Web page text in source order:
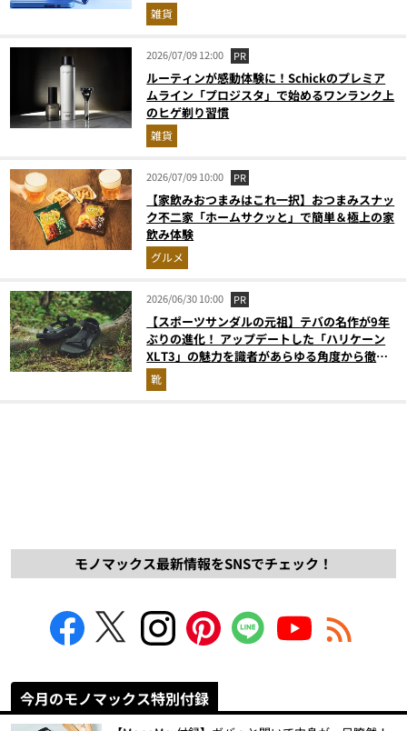
雑貨
2026/07/09 12:00 PR
ルーティンが感動体験に！Schickのプレミア
ムライン「プロジスタ」で始めるワンランク上
のヒゲ剃り習慣
雑貨
2026/07/09 10:00 PR
【家飲みおつまみはこれ一択】おつまみスナッ
ク不二家「ホームサクッと」で簡単＆極上の家
飲み体験
グルメ
2026/06/30 10:00 PR
【スポーツサンダルの元祖】テバの名作が9年
ぶりの進化！ アップデートした「ハリケーン
XLT3」の魅力を識者があらゆる角度から徹底
解説！
靴
モノマックス最新情報をSNSでチェック！
今月のモノマックス特別付録